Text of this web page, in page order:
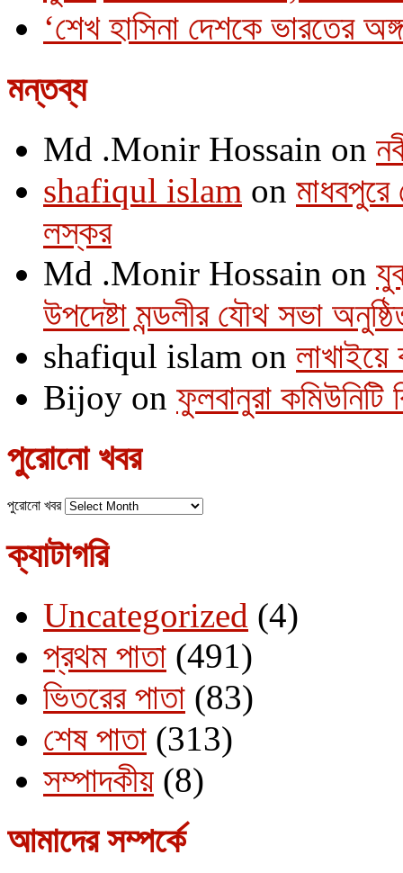
‘শেখ হাসিনা দেশকে ভারতের
মন্তব্য
Md .Monir Hossain on
shafiqul islam on
লস্কর
Md .Monir Hossain on
উপদেষ্টা মন্ডলীর যৌথ সভা
shafiqul islam on
Bijoy on ফুলবানুরা
পুরোনো খবর
পুরোনো খবর
ক্যাটাগরি
Uncategorized (4)
প্রথম পাতা (491)
ভিতরের পাতা (83)
শেষ পাতা (313)
সম্পাদকীয় (8)
আমাদের সম্পর্কে